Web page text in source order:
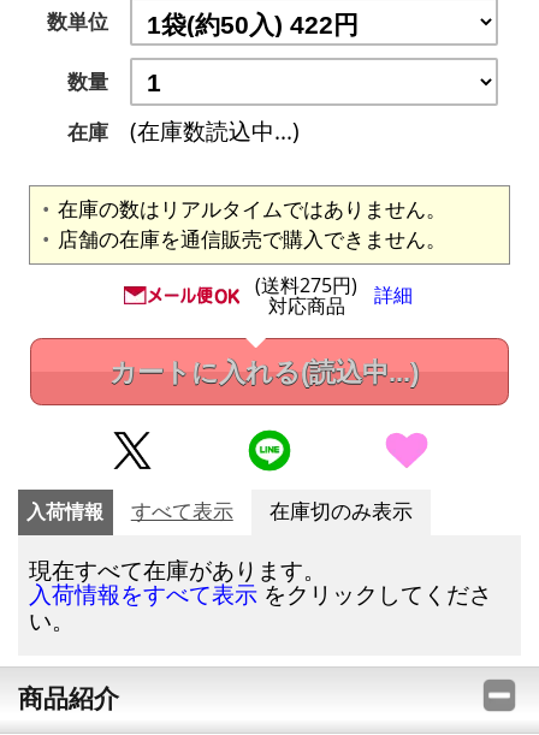
数単位
数量
在庫
(在庫数読込中...)
在庫の数はリアルタイムではありません。
店舗の在庫を通信販売で購入できません。
(送料275円)
対応商品 詳細
カートに入れる(読込中...)
入荷情報 すべて表示 在庫切のみ表示
現在すべて在庫があります。
入荷情報をすべて表示 をクリックしてくださ
い。
商品紹介